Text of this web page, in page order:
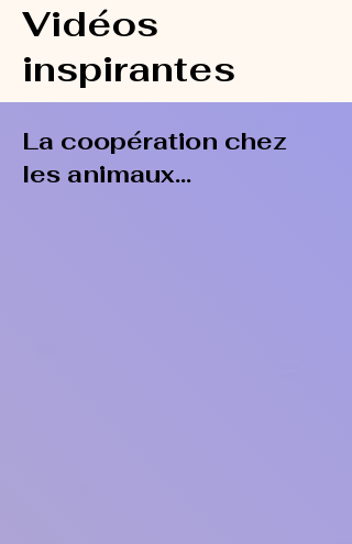
Vidéos
inspirantes
La coopération chez
les animaux...